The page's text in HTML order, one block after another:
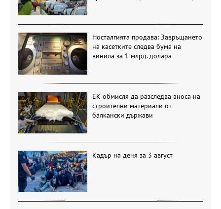
Носталгията продава: Завръщането
на касетките следва бума на
винила за 1 млрд. долара
ЕК обмисля да разследва вноса на
строителни материали от
балкански държави
Кадър на деня за 3 август